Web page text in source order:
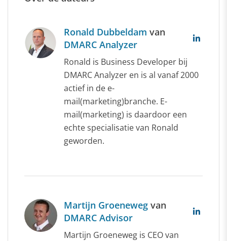
Ronald Dubbeldam van
DMARC Analyzer
Ronald is Business Developer bij
DMARC Analyzer en is al vanaf 2000
actief in de e-
mail(marketing)branche. E-
mail(marketing) is daardoor een
echte specialisatie van Ronald
geworden.
Martijn Groeneweg van
DMARC Advisor
Martijn Groeneweg is CEO van